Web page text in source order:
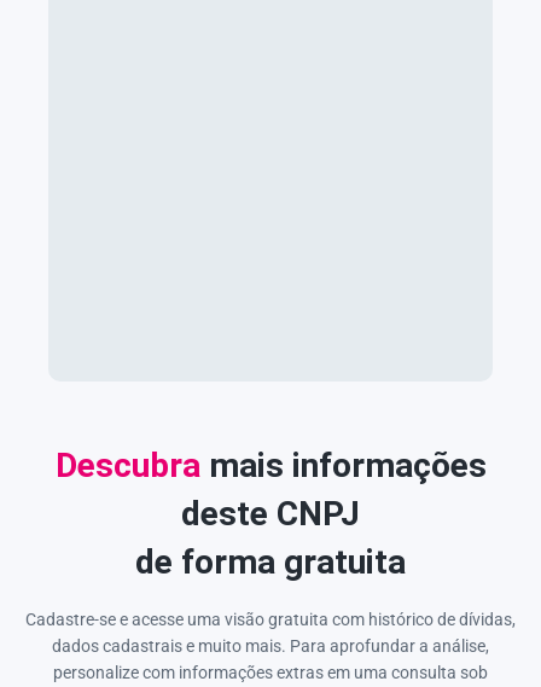
Descubramais informações
deste CNPJ
de forma gratuita
Cadastre-se e acesse uma visão gratuita com histórico de dívidas,
dados cadastrais e muito mais. Para aprofundar a análise,
personalize com informações extras em uma consulta sob